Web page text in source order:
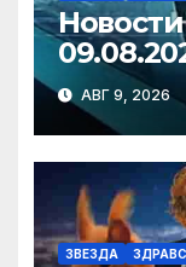
АВГ 9, 2026
ЗВЕЗДА